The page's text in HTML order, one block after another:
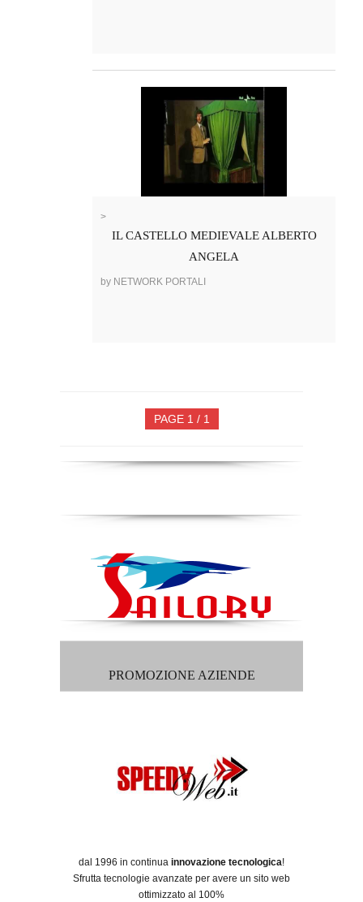
>
IL CASTELLO MEDIEVALE ALBERTO
ANGELA
by NETWORK PORTALI
PAGE 1 / 1
PROMOZIONE AZIENDE
dal 1996 in continua innovazione tecnologica!
Sfrutta tecnologie avanzate per avere un sito web
ottimizzato al 100%